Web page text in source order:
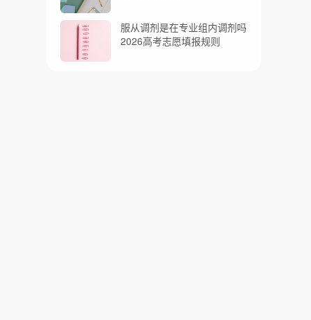
服从调剂是在专业组内调剂吗
2026高考志愿填报规则